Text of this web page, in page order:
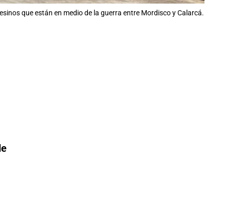
que están en medio de la guerra entre Mordisco y Calarcá.